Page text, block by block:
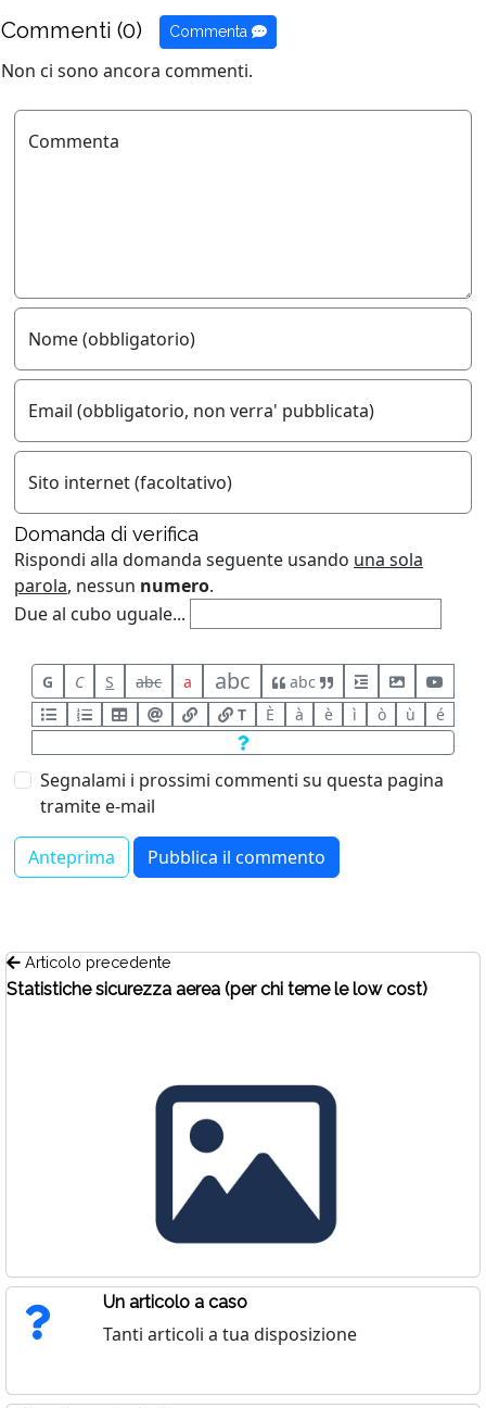
Commenti (0) Commenta
Non ci sono ancora commenti.
Commenta
Nome (obbligatorio)
Email (obbligatorio, non verra' pubblicata)
Sito internet (facoltativo)
Domanda di verifica
Rispondi alla domanda seguente usando una sola
parola, nessun numero.
Due al cubo uguale...
G C S abc a abc
abc
T
È à è ì ò ù é
Segnalami i prossimi commenti su questa pagina
tramite e-mail
Articolo precedente
Statistiche sicurezza aerea (per chi teme le low cost)
Un articolo a caso
Tanti articoli a tua disposizione